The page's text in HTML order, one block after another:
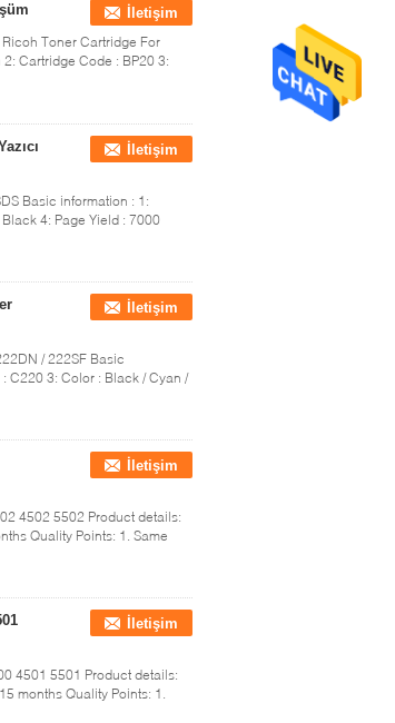
İletişim
Toner Cartridge For
Cartridge Code : BP20 3:
İletişim
Basic information : 1:
4: Page Yield : 7000
İletişim
/ 222SF Basic
C220 3: Color : Black / Cyan /
İletişim
4502 5502 Product details:
Quality Points: 1. Same
İletişim
4501 5501 Product details:
months Quality Points: 1.